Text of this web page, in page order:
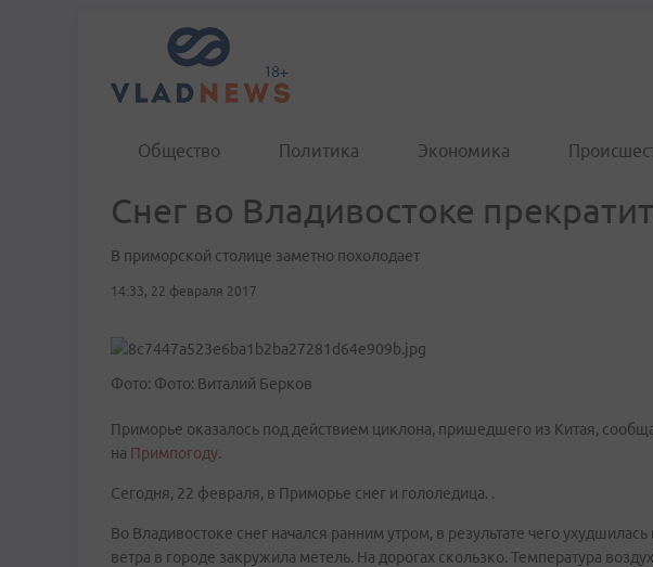
Общество Политика Экономика
Снег во Владивостоке
В приморской столице заметно похолодает
14:33, 22 февраля 2017
Фото: Фото: Виталий Берков
Приморье оказалось под действием циклона, пришедшего из Китая,
на Примпогоду.
Сегодня, 22 февраля, в Приморье снег и гололедица. .
Во Владивостоке снег начался ранним утром, в результате чего
ветра в городе закружила метель. На дорогах скользко. Температура